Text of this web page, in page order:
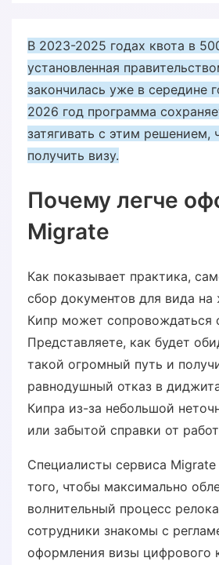
В 2023-2025 годах квота в
установленная
закончилась уже в середине
2026 год программа
затягивать с этим решением,
получить визу.
Почему легче
Migrate
Как показывает практика,
сбор документов для вида на
Кипр может сопровождаться
Представляете, как будет
такой огромный путь и
равнодушный отказ в
Кипра из-за небольшой
или забытой справки от
Специалисты сервиса
того, чтобы максимально
волнительный процесс
сотрудники знакомы с
оформления визы цифрового